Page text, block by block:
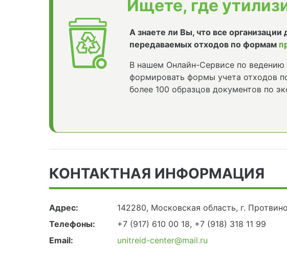
Ищете, где
А знаете ли Вы, что все
передаваемых отходов по формам
В нашем Онлайн-Сервисе по
формировать формы учета отходов
более 100 образцов документов по
КОНТАКТНАЯ ИНФОРМАЦИЯ
Адрес:
142280, Московская область, г.
Телефоны:
+7 (917) 610 00 18, +7 (918) 318 11 99
Email:
unitreid-center@mail.ru